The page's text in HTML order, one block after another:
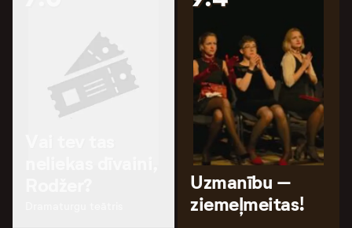
Uzmanību –
ziemeļmeitas!